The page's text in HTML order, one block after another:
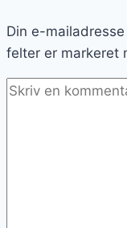
Din e-
felter er markeret